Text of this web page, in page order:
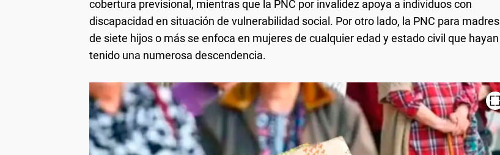
cobertura previsional, mientras que la PNC por invalidez apoya a individuos con
discapacidad en situación de vulnerabilidad social. Por otro lado, la PNC para madres
de siete hijos o más se enfoca en mujeres de cualquier edad y estado civil que hayan
tenido una numerosa descendencia.